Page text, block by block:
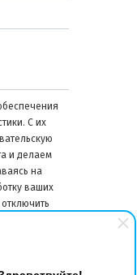
С их
и делаем
на
ваших
в
в